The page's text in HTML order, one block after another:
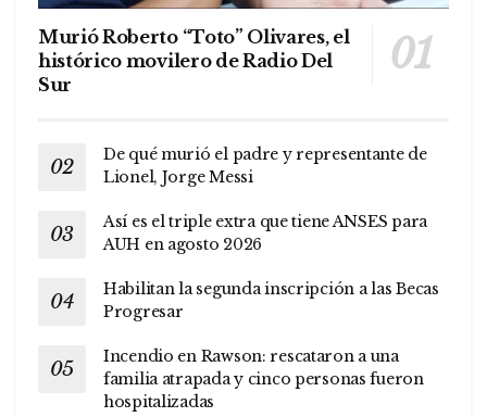
Murió Roberto “Toto” Olivares, el
histórico movilero de Radio Del
Sur
De qué murió el padre y representante de
Lionel, Jorge Messi
Así es el triple extra que tiene ANSES para
AUH en agosto 2026
Habilitan la segunda inscripción a las Becas
Progresar
Incendio en Rawson: rescataron a una
familia atrapada y cinco personas fueron
hospitalizadas